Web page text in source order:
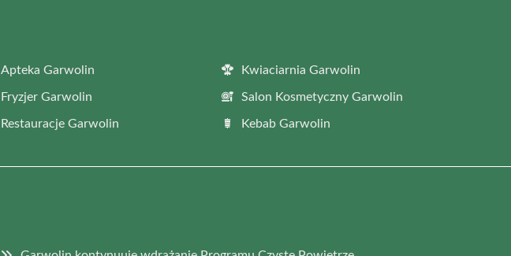
Apteka Garwolin Kwiaciarnia Garwolin
Fryzjer Garwolin Salon Kosmetyczny Garwolin
Restauracje Garwolin Kebab Garwolin